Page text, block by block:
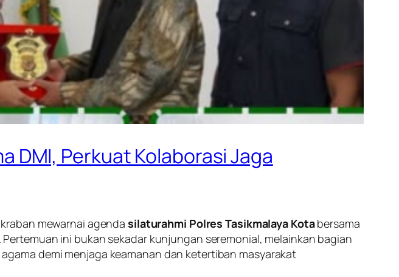
DMI, Perkuat Kolaborasi Jaga
mewarnai agendasilaturahmi Polres Tasikmalaya Kotabersama
ini bukan sekadar kunjungan seremonial, melainkan bagian
demi menjaga keamanan dan ketertiban masyarakat